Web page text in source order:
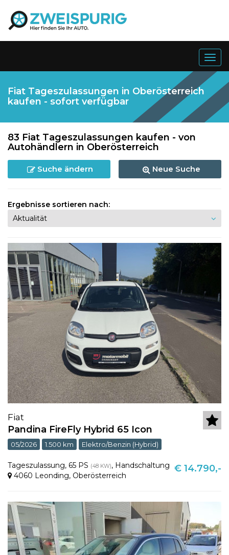
Fiat Tageszulassungen in Oberösterreich
kaufen - sofort verfügbar
83 Fiat Tageszulassungen kaufen - von
Autohändlern in Oberösterreich
Suche ändern Neue Suche
Ergebnisse sortieren nach:
Fiat
Pandina FireFly Hybrid 65 Icon
05/2026 1.500 km Elektro/Benzin (Hybrid)
Tageszulassung, 65 PS (48 KW), Handschaltung
4060 Leonding, Oberösterreich
€ 14.790,-